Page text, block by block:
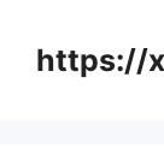
https://